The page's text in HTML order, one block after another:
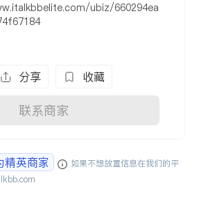
ubiz/660294ea
分享 收藏
联系商家
精英商家
如果不想放置信息在我们的平